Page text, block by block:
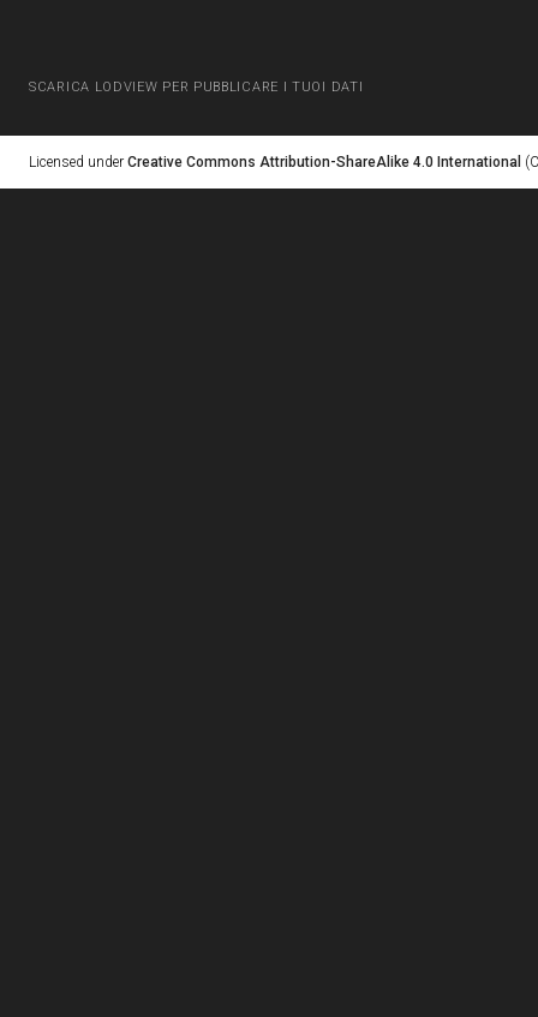
SCARICA LODVIEW PER PUBBLICARE I TUOI DATI
Licensed under Creative Commons Attribution-ShareAlike 4.0 International